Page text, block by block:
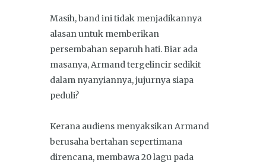
Masih, band ini tidak menjadikannya
alasan untuk memberikan
persembahan separuh hati. Biar ada
masanya, Armand tergelincir sedikit
dalam nyanyiannya, jujurnya siapa
peduli?
Kerana audiens menyaksikan Armand
berusaha bertahan sepertimana
direncana, membawa 20 lagu pada